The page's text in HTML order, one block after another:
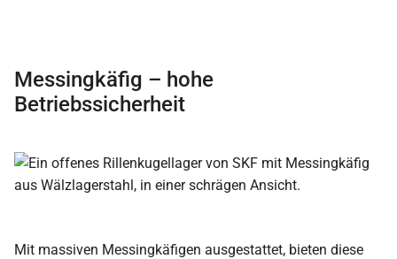
Messingkäfig – hohe
Betriebssicherheit
Mit massiven Messingkäfigen ausgestattet, bieten diese